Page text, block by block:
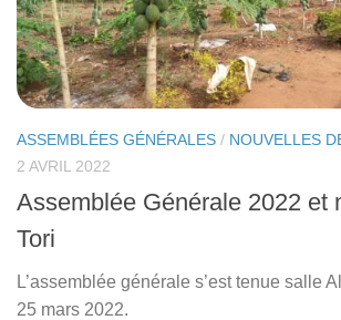
ASSEMBLÉES GÉNÉRALES / NOUVELLES
2 AVRIL 2022
Assemblée Générale 2022 et
Tori
L’assemblée générale s’est tenue salle
25 mars 2022.